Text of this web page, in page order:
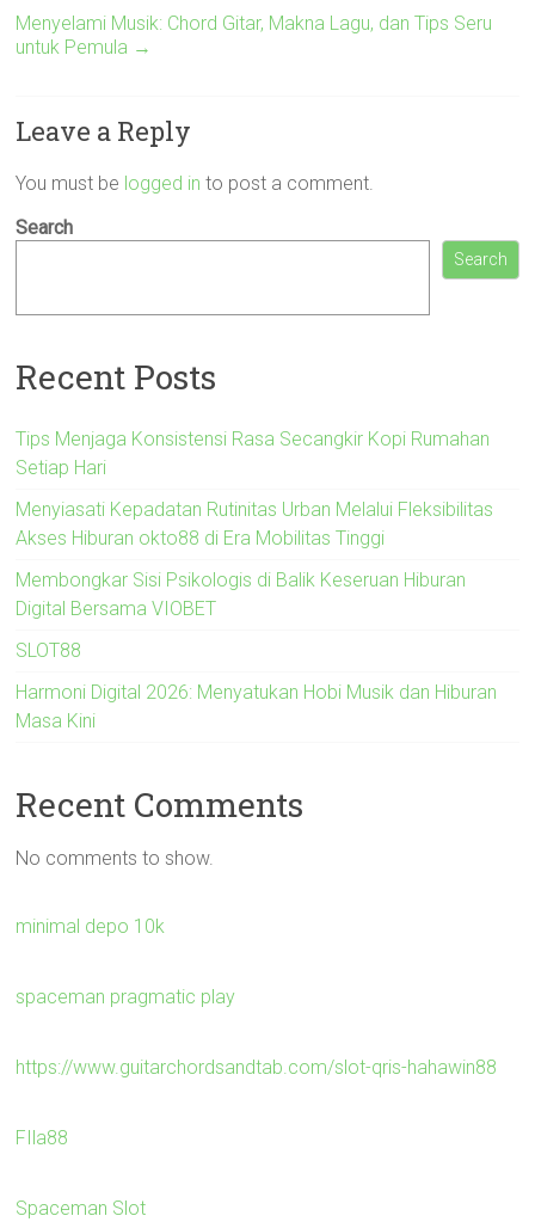
Menyelami Musik: Chord Gitar, Makna Lagu, dan Tips Seru
untuk Pemula →
Leave a Reply
You must be logged in to post a comment.
Search
Search
Recent Posts
Tips Menjaga Konsistensi Rasa Secangkir Kopi Rumahan
Setiap Hari
Menyiasati Kepadatan Rutinitas Urban Melalui Fleksibilitas
Akses Hiburan okto88 di Era Mobilitas Tinggi
Membongkar Sisi Psikologis di Balik Keseruan Hiburan
Digital Bersama VIOBET
SLOT88
Harmoni Digital 2026: Menyatukan Hobi Musik dan Hiburan
Masa Kini
Recent Comments
No comments to show.
minimal depo 10k
spaceman pragmatic play
https://www.guitarchordsandtab.com/slot-qris-hahawin88
FIla88
Spaceman Slot